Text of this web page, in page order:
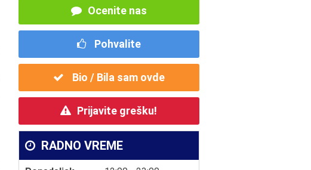
Ocenite nas
Pohvalite
Bio / Bila sam ovde
Prijavite grešku!
RADNO VREME